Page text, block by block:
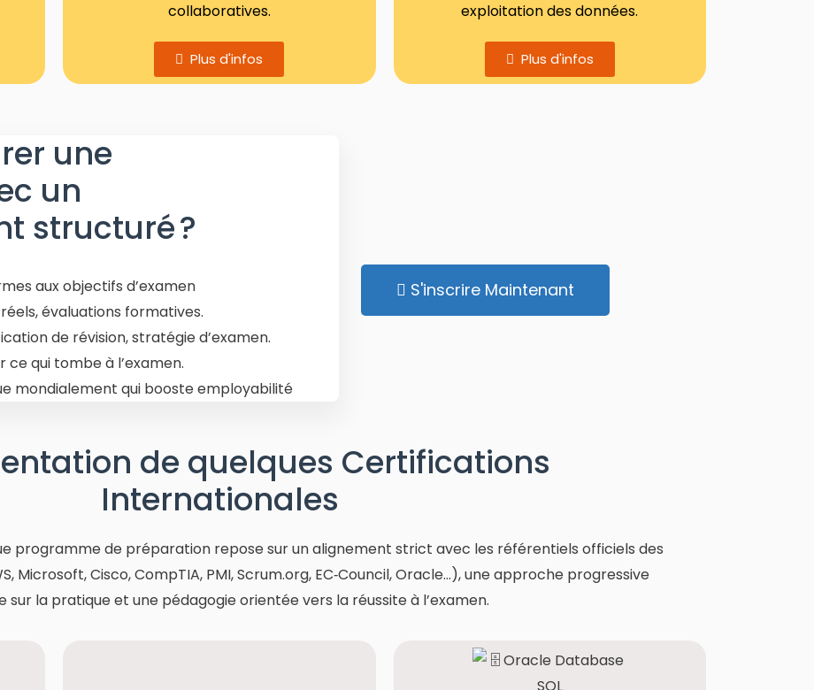
collaboratives.
Plus d'infos
exploitation des données.
Plus d'infos
une
un
structuré ?
aux objectifs d’examen
évaluations formatives.
de révision, stratégie d’examen.
qui tombe à l’examen.
mondialement qui booste employabilité
S'inscrire Maintenant
de quelques Certifications
Internationales
programme de préparation repose sur un alignement strict avec les référentiels officiels des
Microsoft, Cisco, CompTIA, PMI, Scrum.org, EC‑Council, Oracle…), une approche progressive
sur la pratique et une pédagogie orientée vers la réussite à l’examen.